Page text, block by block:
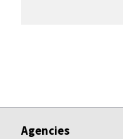
Agencies